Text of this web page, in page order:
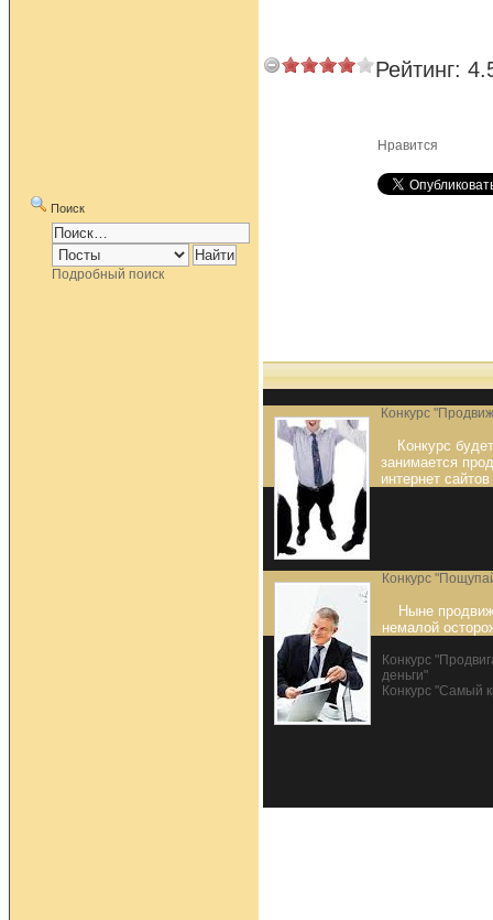
Поиск
Подробный поиск
Рейтинг:
Нравится
Конкурс
Конкурс
занимается
интернет
Конкурс
Ныне
немалой
Конкурс
деньги"
Конкурс "Самый